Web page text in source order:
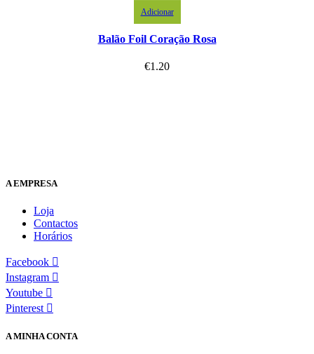
Adicionar
Balão Foil Coração Rosa
€1.20
A EMPRESA
Loja
Contactos
Horários
Facebook
Instagram
Youtube
Pinterest
A MINHA CONTA